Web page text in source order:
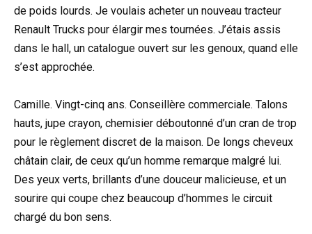
de poids lourds. Je voulais acheter un nouveau tracteur
Renault Trucks pour élargir mes tournées. J’étais assis
dans le hall, un catalogue ouvert sur les genoux, quand elle
s’est approchée.
Camille. Vingt-cinq ans. Conseillère commerciale. Talons
hauts, jupe crayon, chemisier déboutonné d’un cran de trop
pour le règlement discret de la maison. De longs cheveux
châtain clair, de ceux qu’un homme remarque malgré lui.
Des yeux verts, brillants d’une douceur malicieuse, et un
sourire qui coupe chez beaucoup d’hommes le circuit
chargé du bon sens.